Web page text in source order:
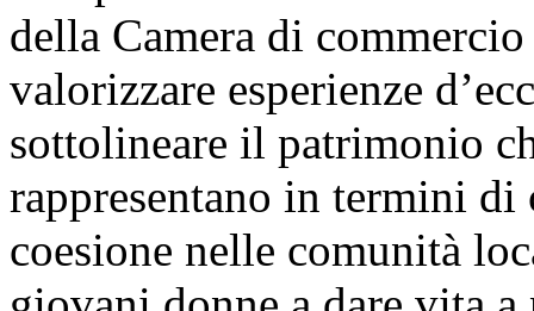
della Camera di
valorizzare esperienze
sottolineare il patrimonio
rappresentano in termini di
coesione nelle comunità